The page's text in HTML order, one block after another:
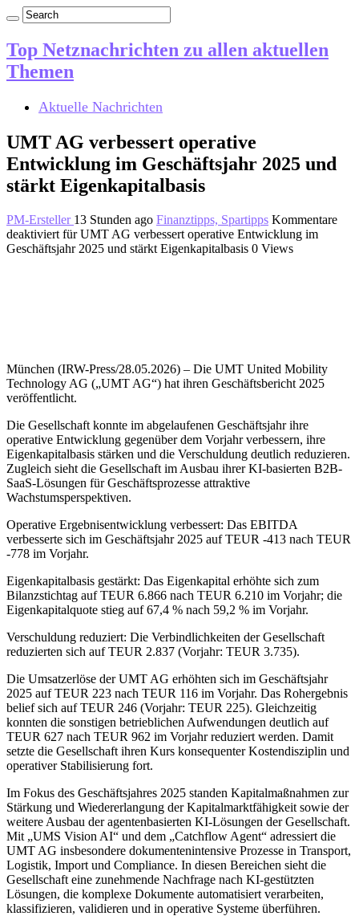
Top Netznachrichten zu allen aktuellen
Themen
Aktuelle Nachrichten
UMT AG verbessert operative
Entwicklung im Geschäftsjahr 2025 und
stärkt Eigenkapitalbasis
PM-Ersteller 13 Stunden ago Finanztipps, Spartipps Kommentare
deaktiviert für UMT AG verbessert operative Entwicklung im
Geschäftsjahr 2025 und stärkt Eigenkapitalbasis 0 Views
München (IRW-Press/28.05.2026) – Die UMT United Mobility
Technology AG („UMT AG“) hat ihren Geschäftsbericht 2025
veröffentlicht.
Die Gesellschaft konnte im abgelaufenen Geschäftsjahr ihre
operative Entwicklung gegenüber dem Vorjahr verbessern, ihre
Eigenkapitalbasis stärken und die Verschuldung deutlich reduzieren.
Zugleich sieht die Gesellschaft im Ausbau ihrer KI-basierten B2B-
SaaS-Lösungen für Geschäftsprozesse attraktive
Wachstumsperspektiven.
Operative Ergebnisentwicklung verbessert: Das EBITDA
verbesserte sich im Geschäftsjahr 2025 auf TEUR -413 nach TEUR
-778 im Vorjahr.
Eigenkapitalbasis gestärkt: Das Eigenkapital erhöhte sich zum
Bilanzstichtag auf TEUR 6.866 nach TEUR 6.210 im Vorjahr; die
Eigenkapitalquote stieg auf 67,4 % nach 59,2 % im Vorjahr.
Verschuldung reduziert: Die Verbindlichkeiten der Gesellschaft
reduzierten sich auf TEUR 2.837 (Vorjahr: TEUR 3.735).
Die Umsatzerlöse der UMT AG erhöhten sich im Geschäftsjahr
2025 auf TEUR 223 nach TEUR 116 im Vorjahr. Das Rohergebnis
belief sich auf TEUR 246 (Vorjahr: TEUR 225). Gleichzeitig
konnten die sonstigen betrieblichen Aufwendungen deutlich auf
TEUR 627 nach TEUR 962 im Vorjahr reduziert werden. Damit
setzte die Gesellschaft ihren Kurs konsequenter Kostendisziplin und
operativer Stabilisierung fort.
Im Fokus des Geschäftsjahres 2025 standen Kapitalmaßnahmen zur
Stärkung und Wiedererlangung der Kapitalmarktfähigkeit sowie der
weitere Ausbau der agentenbasierten KI-Lösungen der Gesellschaft.
Mit „UMS Vision AI“ und dem „Catchflow Agent“ adressiert die
UMT AG insbesondere dokumentenintensive Prozesse in Transport,
Logistik, Import und Compliance. In diesen Bereichen sieht die
Gesellschaft eine zunehmende Nachfrage nach KI-gestützten
Lösungen, die komplexe Dokumente automatisiert verarbeiten,
klassifizieren, validieren und in operative Systeme überführen.